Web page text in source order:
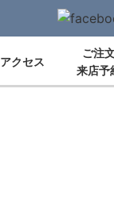
アクセス
ご注
来店予